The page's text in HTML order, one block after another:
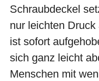
Schraubdeckel
nur leichten
ist sofort
sich ganz leicht
Menschen mit